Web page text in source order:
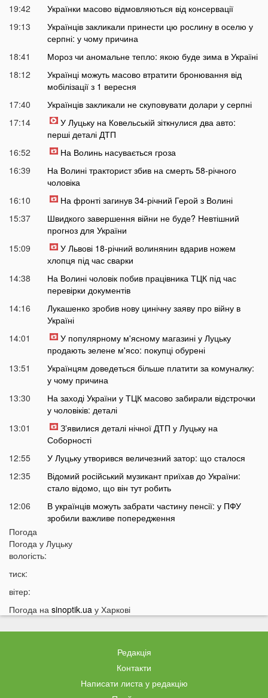
19:42
Українки масово відмовляються від консервації
19:13
Українців закликали принести цю рослину в оселю у
серпні: у чому причина
18:41
Мороз чи аномальне тепло: якою буде зима в Україні
18:12
Українці можуть масово втратити бронювання від
мобілізації з 1 вересня
17:40
Українців закликали не скуповувати долари у серпні
17:14
У Луцьку на Ковельській зіткнулися два авто:
перші деталі ДТП
16:52
На Волинь насувається гроза
16:39
На Волині тракторист збив на смерть 58-річного
чоловіка
16:10
На фронті загинув 34-річний Герой з Волині
15:37
Швидкого завершення війни не буде? Невтішний
прогноз для України
15:09
У Львові 18-річний волинянин вдарив ножем
хлопця під час сварки
14:38
На Волині чоловік побив працівника ТЦК під час
перевірки документів
14:16
Лукашенко зробив нову цинічну заяву про війну в
Україні
14:01
У популярному м'ясному магазині у Луцьку
продають зелене м'ясо: покупці обурені
13:51
Українцям доведеться більше платити за комуналку:
у чому причина
13:30
На заході України у ТЦК масово забирали відстрочки
у чоловіків: деталі
13:01
Зʼявилися деталі нічної ДТП у Луцьку на
Соборності
12:55
У Луцьку утворився величезний затор: що сталося
12:35
Відомий російський музикант приїхав до України:
стало відомо, що він тут робить
12:06
В українців можуть забрати частину пенсії: у ПФУ
зробили важливе попередження
11:34
гранатою
10:33
дронів РФ: що відбувається
На війні загинув волинянин, якого 16 місяців
вважали зниклим безвісти
Захід України пішов під воду після потужних злив
Погода
Погода у Луцьку
вологість:
тиск:
вітер:
Погода на sinoptik.ua у Харкові
Редакція
Контакти
Написати листа у редакцію